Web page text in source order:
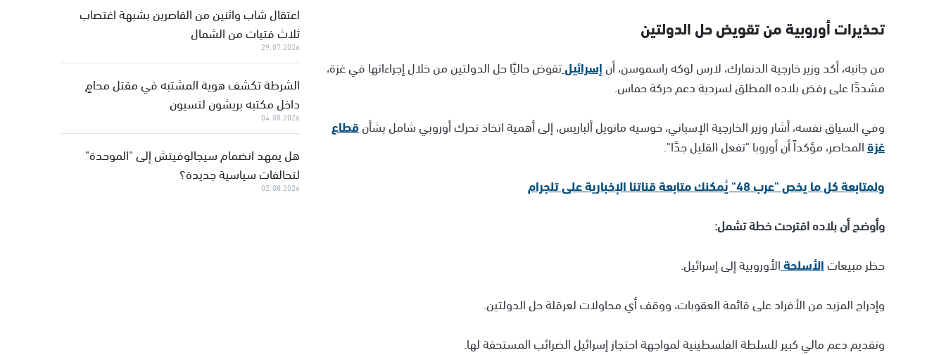
تحذيرات أوروبية من تقويض حل الدولتين
من جانبه، أكد وزير خارجية الدنمارك، لارس لوكه راسموسن، أنإسرائيلتقوض حاليًا حل الدولتين من خلال إجراءاتها في غزة،
مشددًا على رفض بلاده المطلق لسردية دعم حركة حماس.
وفي السياق نفسه، أشار وزير الخارجية الإسباني، خوسيه مانويل ألباريس، إلى أهمية اتخاذ تحرك أوروبي شامل بشأنقطاع
غزةالمحاصر، مؤكداً أن أوروبا "تفعل القليل جدًا".
ولمتابعة كل ما يخص "عرب 48" يُمكنك متابعة قناتنا الإخبارية على تلجرام
وأوضح أن بلاده اقترحت خطة تشمل:
حظر مبيعاتالأسلحةالأوروبية إلى إسرائيل.
وإدراج المزيد من الأفراد على قائمة العقوبات، ووقف أي محاولات لعرقلة حل الدولتين.
وتقديم دعم مالي كبير للسلطة الفلسطينية لمواجهة احتجاز إسرائيل الضرائب المستحقة لها.
اعتقال شاب واثنين من القاصرين بشبهة اغتصاب
ثلاث فتيات من الشمال
29.07.2026
الشرطة تكشف هوية المشتبه في مقتل محامٍ
داخل مكتبه بريشون لتسيون
04.08.2026
هل يمهد انضمام سيجالوفيتش إلى "الموحدة"
لتحالفات سياسية جديدة؟
02.08.2026